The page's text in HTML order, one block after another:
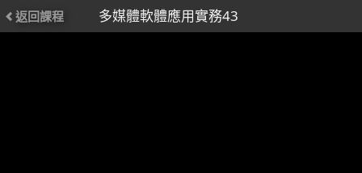
返回課程 多媒體軟體應用實務43